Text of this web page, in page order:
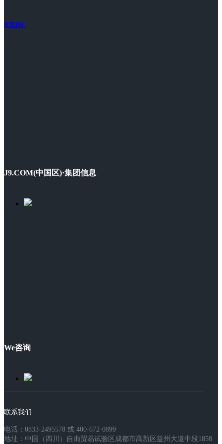
联系我们
J9.COM(中国区)·集团信息
We咨询
联系我们
电话：0833-2495578 或 400-672-0899
地址：中国（四川）自由贸易试验区成都市高新区益州大道中段1858